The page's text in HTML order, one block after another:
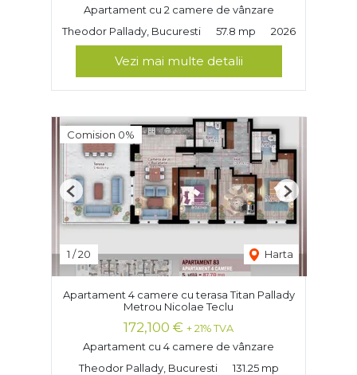
Apartament cu 2 camere de vânzare
Theodor Pallady, Bucuresti
57.8 mp 2026
Vezi mai multe detalii
Comision 0%
1 /20 Harta
Previous Next
Apartament 4 camere cu terasa Titan Pallady
Metrou Nicolae Teclu
172,100 € + 21% TVA
Apartament cu 4 camere de vânzare
Theodor Pallady, Bucuresti
131.25 mp